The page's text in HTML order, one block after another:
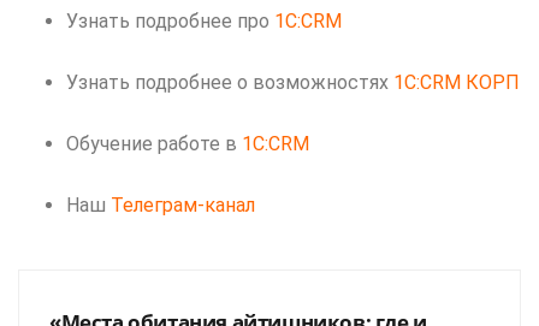
Узнать подробнее про 1C:CRM
Узнать подробнее о возможностях 1C:CRM КОРП
Обучение работе в 1C:CRM
Наш Телеграм-канал